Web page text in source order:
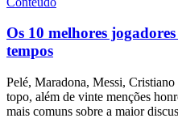
Os 10 melhores
tempos
Pelé, Maradona, Messi,
topo, além de vinte menções
mais comuns sobre a maior